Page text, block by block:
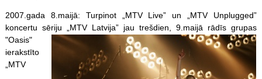
2007.gada 8.maijā: Turpinot „MTV Live” un „MTV Unplugged”
koncertu sēriju „MTV Latvija” jau trešdien, 9.maijā rādīs grupas
"Oasis"
ierakstīto
„MTV